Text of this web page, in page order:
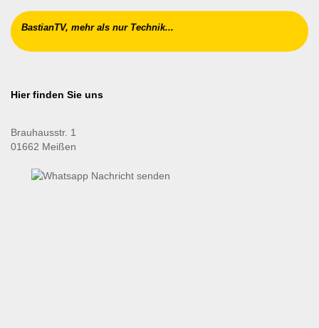
BastianTV, mehr als nur Technik...
Hier finden Sie uns
Brauhausstr. 1
01662 Meißen